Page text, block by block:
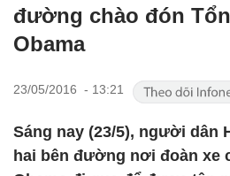
đường chào đón
Obama
23/05/2016 - 13:21
Sáng nay (23/5), người dân
hai bên đường nơi đoàn xe